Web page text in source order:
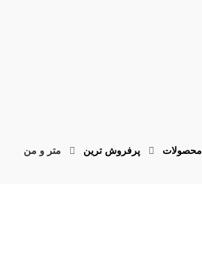
محصولات پرفروش ترین متر و من